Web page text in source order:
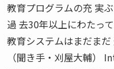
教育プログラムの充 実
過 去30年以上にわたっ
教育システムはまだまだ
（聞き手・刈屋大輔）